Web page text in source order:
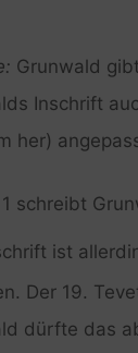
Grunwald
Inschrift
her)
schreibt
ist
Der 19.
dürfte das